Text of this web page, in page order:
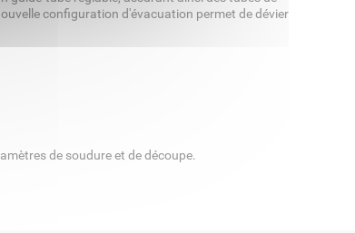
configuration d'évacuation permet de dévier
de soudure et de découpe.